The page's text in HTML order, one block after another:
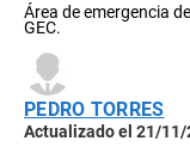
Área de emergencia
GEC.
PEDRO TORRES
Actualizado el 21/11/